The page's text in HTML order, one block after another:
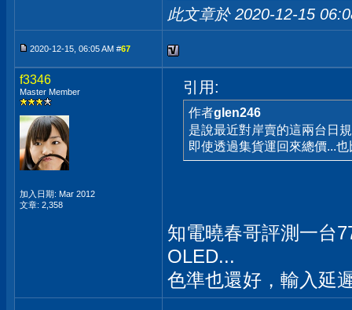
此文章於 2020-12-15
2020-12-15, 06:05 AM #67
f3346
Master Member
加入日期: Mar 2012
文章: 2,358
引用:
作者glen246
是說最近對岸賣的這兩台日
即使透過集貨運回來總價...
知電曉春哥評測一台
OLED...
色準也還好，輸入延